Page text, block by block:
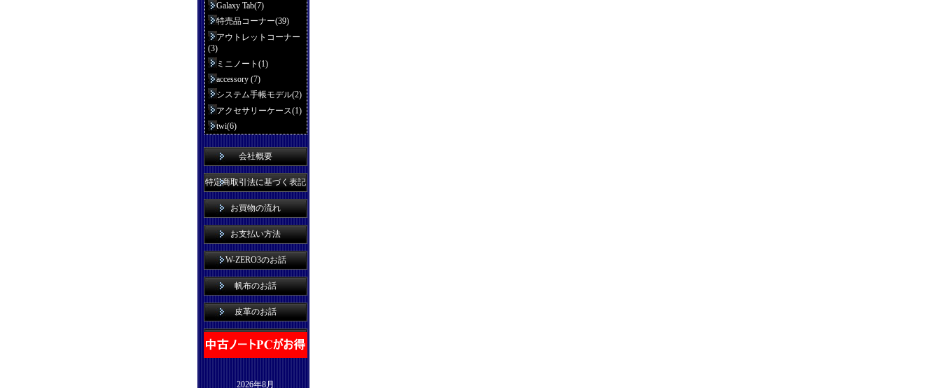
Galaxy Tab(7)
特売品コーナー(39)
アウトレットコーナー
(3)
ミニノート(1)
accessory (7)
システム手帳モデル(2)
アクセサリーケース(1)
twi(6)
会社概要
特定商取引法に基づく表記
お買物の流れ
お支払い方法
W-ZERO3のお話
帆布のお話
皮革のお話
2026年8月